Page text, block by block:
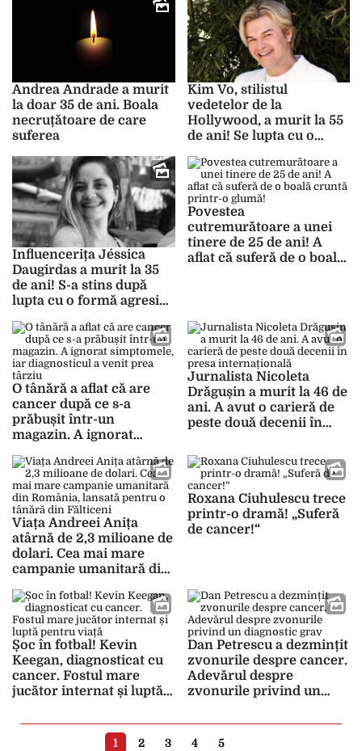
Andrea Andrade a murit
la doar 35 de ani. Boala
necruțătoare de care
suferea
Kim Vo, stilistul
vedetelor de la
Hollywood, a murit la 55
de ani! Se lupta cu o
Influencerița Jéssica
Daugirdas a murit la 35
de ani! S-a stins după
lupta cu o formă agresivă
Povestea
cutremurătoare a unei
tinere de 25 de ani! A
aflat că suferă de o boală
O tânără a aflat că are
cancer după ce s-a
prăbușit într-un
magazin. A ignorat
diagnosticul a venit prea
târziu
Jurnalista Nicoleta
Drăgușin a murit la 46 de
ani. A avut o carieră de
peste două decenii în
Viața Andreei Anița
atârnă de 2,3 milioane de
dolari. Cea mai mare
campanie umanitară din
o tânără din Fălticeni
Roxana Ciuhulescu trece
printr-o dramă! „Suferă
de cancer!“
Șoc în fotbal! Kevin
Keegan, diagnosticat cu
cancer. Fostul mare
jucător internat și luptă
Dan Petrescu a dezmințit
zvonurile despre cancer.
Adevărul despre
zvonurile privind un
1 2 3 4 5